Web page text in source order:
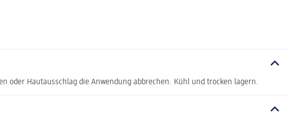
oder Hautausschlag die Anwendung abbrechen. Kühl und trocken lagern.